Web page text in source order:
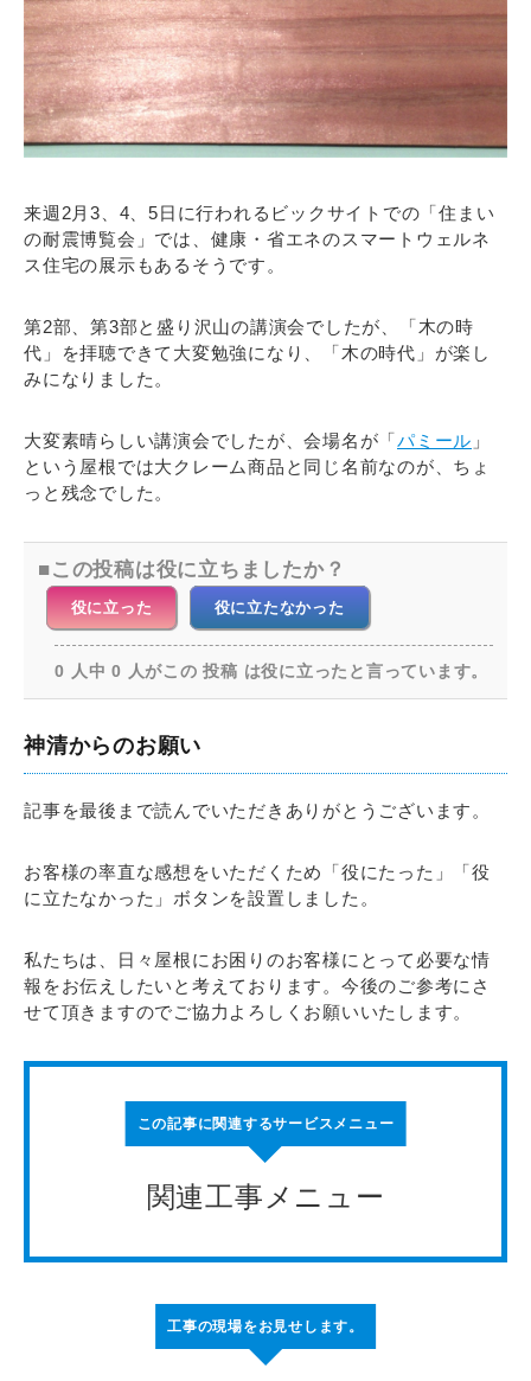
来週2月3、4、5日に行われるビックサイトでの「住まい
の耐震博覧会」では、健康・省エネのスマートウェルネ
ス住宅の展示もあるそうです。
第2部、第3部と盛り沢山の講演会でしたが、「木の時
代」を拝聴できて大変勉強になり、「木の時代」が楽し
みになりました。
大変素晴らしい講演会でしたが、会場名が「パミール 」
という屋根では大クレーム商品と同じ名前なのが、ちょ
っと残念でした。
この投稿は役に立ちましたか？
役に立った 役に立たなかった
0 人中 0 人がこの 投稿 は役に立ったと言っています。
神清からのお願い
記事を最後まで読んでいただきありがとうございます。
お客様の率直な感想をいただくため「役にたった」「役
に立たなかった」ボタンを設置しました。
私たちは、日々屋根にお困りのお客様にとって必要な情
報をお伝えしたいと考えております。今後のご参考にさ
せて頂きますのでご協力よろしくお願いいたします。
この記事に関連するサービスメニュー
関連工事メニュー
工事の現場をお見せします。